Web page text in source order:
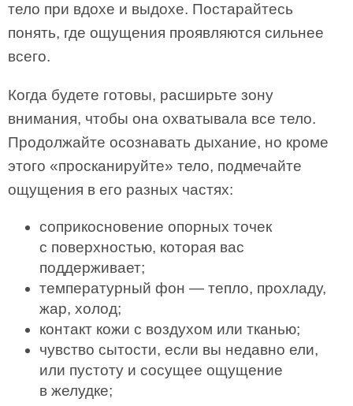
тело при вдохе и выдохе. Постарайтесь
понять, где ощущения проявляются сильнее
всего.
Когда будете готовы, расширьте зону
внимания, чтобы она охватывала все тело.
Продолжайте осознавать дыхание, но кроме
этого «просканируйте» тело, подмечайте
ощущения в его разных частях:
соприкосновение опорных точек
с поверхностью, которая вас
поддерживает;
температурный фон — тепло, прохладу,
жар, холод;
контакт кожи с воздухом или тканью;
чувство сытости, если вы недавно ели,
или пустоту и сосущее ощущение
в желудке;